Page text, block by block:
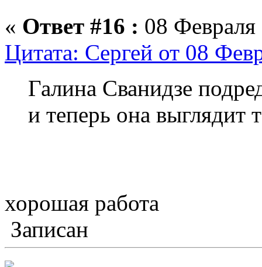
« Ответ #16 : 08
Цитата: Сергей от 08
Галина Сванидзе
и теперь она выглядит
хорошая работа
Записан